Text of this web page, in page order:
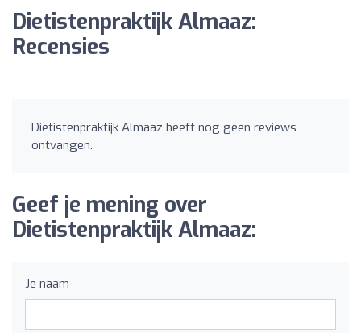
Dietistenpraktijk Almaaz:
Recensies
Dietistenpraktijk Almaaz heeft nog geen reviews
ontvangen.
Geef je mening over
Dietistenpraktijk Almaaz:
Je naam